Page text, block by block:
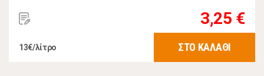
3,25 €
13€/λίτρο ΣΤΟ ΚΑΛΑΘΙ